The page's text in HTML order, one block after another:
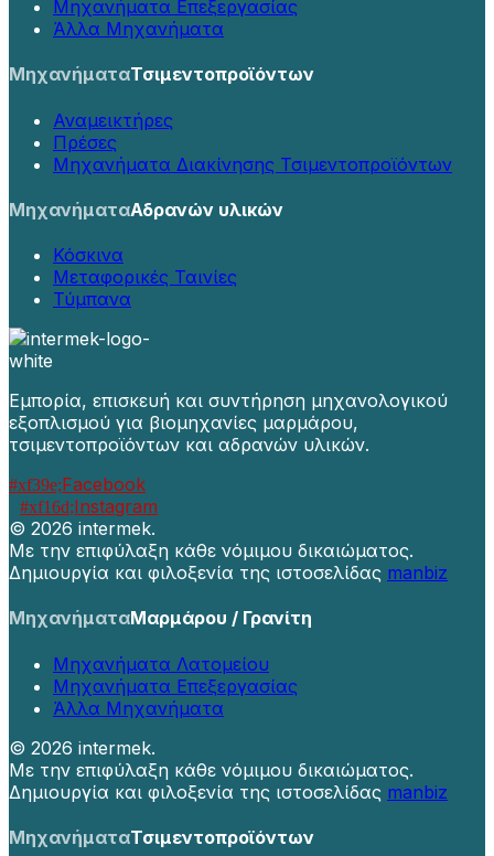
Μηχανήματα Επεξεργασίας
Άλλα Μηχανήματα
ΜηχανήματαΤσιμεντοπροϊόντων
Αναμεικτήρες
Πρέσες
Μηχανήματα Διακίνησης Τσιμεντοπροϊόντων
ΜηχανήματαΑδρανών υλικών
Κόσκινα
Μεταφορικές Ταινίες
Τύμπανα
Εμπορία, επισκευή και συντήρηση μηχανολογικού
εξοπλισμού για βιομηχανίες μαρμάρου,
τσιμεντοπροϊόντων και αδρανών υλικών.
Facebook
Instagram
© 2026 intermek.
Με την επιφύλαξη κάθε νόμιμου δικαιώματος.
Δημιουργία και φιλοξενία της ιστοσελίδας manbiz
ΜηχανήματαΜαρμάρου / Γρανίτη
Μηχανήματα Λατομείου
Μηχανήματα Επεξεργασίας
Άλλα Μηχανήματα
© 2026 intermek.
Με την επιφύλαξη κάθε νόμιμου δικαιώματος.
Δημιουργία και φιλοξενία της ιστοσελίδας manbiz
ΜηχανήματαΤσιμεντοπροϊόντων